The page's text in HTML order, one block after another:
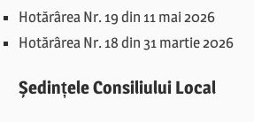
Hotărârea Nr. 19 din 11 mai 2026
Hotărârea Nr. 18 din 31 martie 2026
Ședințele Consiliului Local